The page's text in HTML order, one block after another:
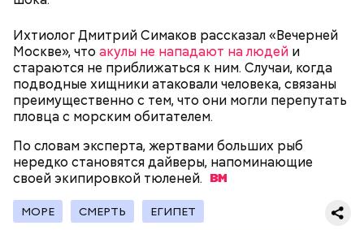
Ихтиолог Дмитрий Симаков рассказал «Вечерней
Москве», что акулы не нападают на людей и
стараются не приближаться к ним. Случаи, когда
подводные хищники атаковали человека, связаны
преимущественно с тем, что они могли перепутать
пловца с морским обитателем.
По словам эксперта, жертвами больших рыб
нередко становятся дайверы, напоминающие
своей экипировкой тюленей.
МОРЕ СМЕРТЬ ЕГИПЕТ
обойдется в пределах 340 белорусских рублей
(около 10311 рублей по ЦБ РФ — п
уточнил он.
Он заметил, что в мире действительно непростая
ситуация с точки зрения ядерного оружия, оружия
массового уничтожения. Проблемы экологии и
сохранения природы тоже стоят остро.